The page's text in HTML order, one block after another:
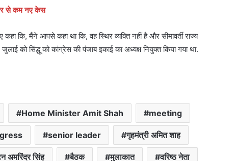
से कम नए केस
कि, मैंने आपसे कहा था कि, वह स्थिर व्यक्ति नहीं है और सीमावर्ती राज्य
को सिंद्धू को कांग्रेस की पंजाब इकाई का अध्यक्ष नियुक्त किया गया था.
Home Minister Amit Shah meeting
senior leader गृहमंत्री अमित शाह
अमरिंदर सिंह बैठक मुलाकात वरिष्ठ नेता